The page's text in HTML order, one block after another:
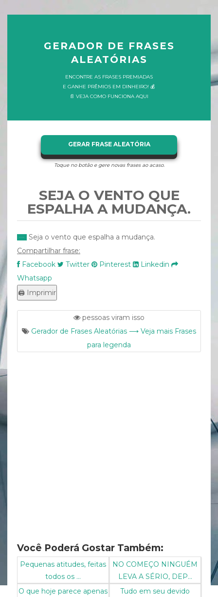
GERADOR DE FRASES
ALEATÓRIAS
ENCONTRE AS FRASES PREMIADAS
E GANHE PRÊMIOS EM DINHEIRO! 💰
📄 VEJA COMO FUNCIONA AQUI
GERAR FRASE ALEATÓRIA
Toque no botão e gere novas frases ao acaso.
SEJA O VENTO QUE
ESPALHA A MUDANÇA.
Seja o vento que espalha a mudança.
Compartilhar frase:
Facebook
Twitter Pinterest
Linkedin
Whatsapp
pessoas viram isso
Gerador de Frases Aleatórias ⟶ Veja mais Frases
para legenda
Você Poderá Gostar Também:
Pequenas atitudes, feitas
todos os ...
NO COMEÇO NINGUÉM
LEVA A SÉRIO, DEP...
O que hoje parece apenas
Tudo em seu devido